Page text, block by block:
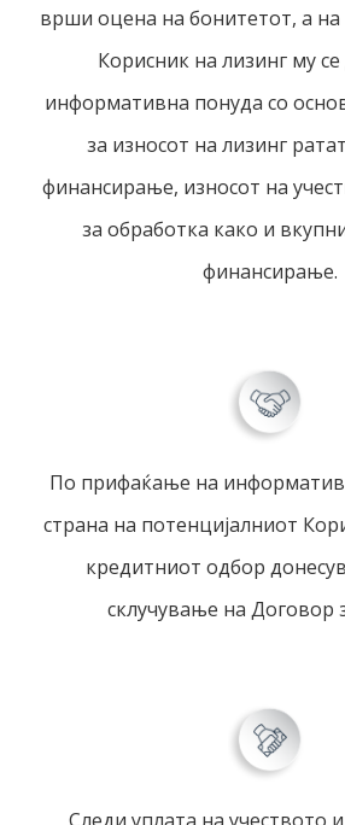
врши оцена на бонитетот, а на
Корисник на лизинг му
информативна понуда со
за износот на лизинг
финансирање, износот на
за обработка како и
финансирање.
По прифаќање на
страна на потенцијалниот
кредитниот одбор
склучување на Договор